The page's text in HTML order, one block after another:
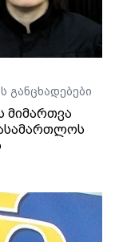
განცხადებები
მიმართვა